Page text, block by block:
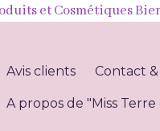
et Cosmétiques
Avis clients Contact
A propos de "Miss Terre